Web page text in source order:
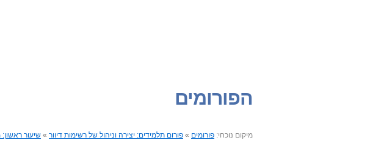
הפורומים
מיקום נוכחי: פורומים » פורום תלמידים: יצירה וניהול של רשימות דיוור » שיעור ראשון: